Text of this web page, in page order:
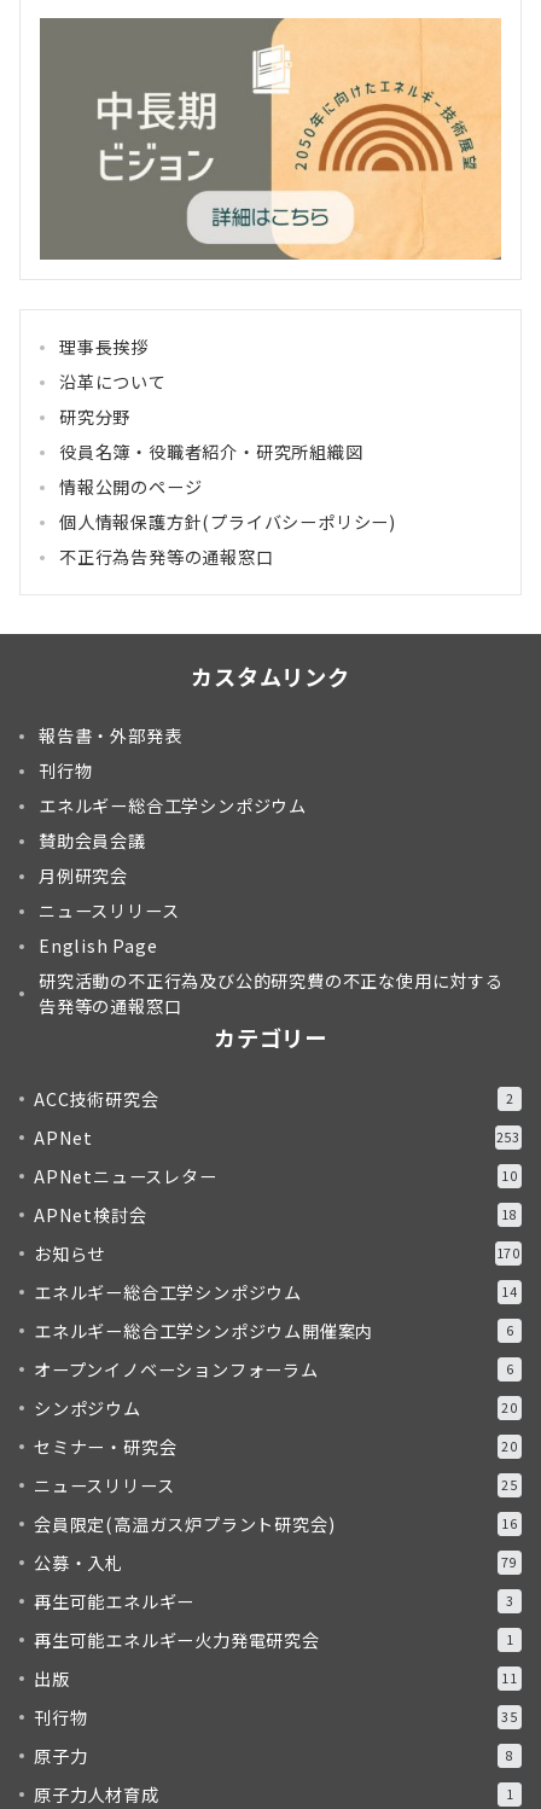
理事長挨拶
沿革について
研究分野
役員名簿・役職者紹介・研究所組織図
情報公開のページ
個人情報保護方針(プライバシーポリシー)
不正行為告発等の通報窓口
カスタムリンク
報告書・外部発表
刊行物
エネルギー総合工学シンポジウム
賛助会員会議
月例研究会
ニュースリリース
English Page
研究活動の不正行為及び公的研究費の不正な使用に対する
告発等の通報窓口
カテゴリー
ACC技術研究会 2
APNet 253
APNetニュースレター 10
APNet検討会 18
お知らせ 170
エネルギー総合工学シンポジウム 14
エネルギー総合工学シンポジウム開催案内 6
オープンイノベーションフォーラム 6
シンポジウム 20
セミナー・研究会 20
ニュースリリース 25
会員限定(高温ガス炉プラント研究会) 16
公募・入札 79
再生可能エネルギー 3
再生可能エネルギー火力発電研究会 1
出版 11
刊行物 35
原子力 8
原子力人材育成 1